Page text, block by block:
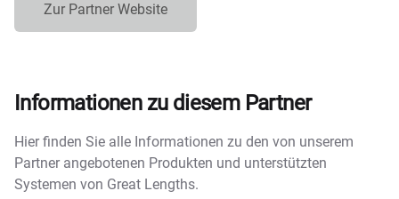
Zur Partner Website
Informationen zu diesem Partner
Hier finden Sie alle Informationen zu den von unserem
Partner angebotenen Produkten und unterstützten
Systemen von Great Lengths.